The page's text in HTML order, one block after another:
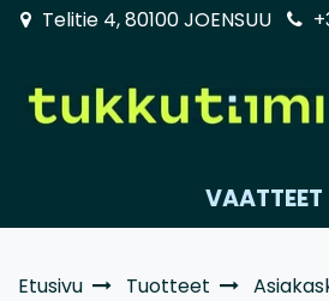
Siirry pääsisältöön
Telitie 4, 80100 JOENSUU
VAATTEET
Etusivu Tuotteet